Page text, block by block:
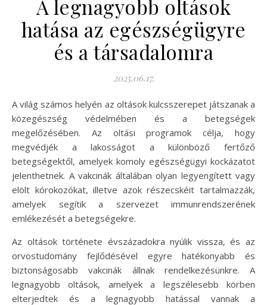
A legnagyobb oltások
hatása az egészségügyre
és a társadalomra
2025.06.17.
A világ számos helyén az oltások kulcsszerepet játszanak a
közegészség védelmében és a betegségek
megelőzésében. Az oltási programok célja, hogy
megvédjék a lakosságot a különböző fertőző
betegségektől, amelyek komoly egészségügyi kockázatot
jelenthetnek. A vakcinák általában olyan legyengített vagy
elölt kórokozókat, illetve azok részecskéit tartalmazzák,
amelyek segítik a szervezet immunrendszerének
emlékezését a betegségekre.
Az oltások története évszázadokra nyúlik vissza, és az
orvostudomány fejlődésével egyre hatékonyabb és
biztonságosabb vakcinák állnak rendelkezésünkre. A
legnagyobb oltások, amelyek a legszélesebb körben
elterjedtek és a legnagyobb hatással vannak a